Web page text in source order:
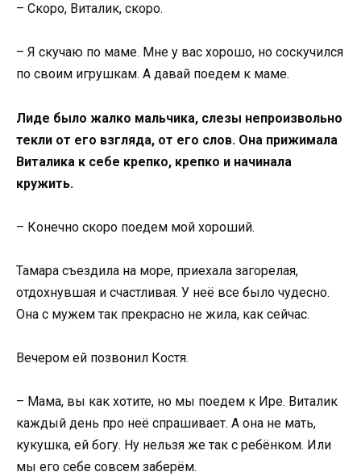
– Скоро, Виталик, скоро.
– Я скучаю по маме. Мне у вас хорошо, но соскучился
по своим игрушкам. А давай поедем к маме.
Лиде было жалко мальчика, слезы непроизвольно
текли от его взгляда, от его слов. Она прижимала
Виталика к себе крепко, крепко и начинала
кружить.
– Конечно скоро поедем мой хороший.
Тамара съездила на море, приехала загорелая,
отдохнувшая и счастливая. У неё все было чудесно.
Она с мужем так прекрасно не жила, как сейчас.
Вечером ей позвонил Костя.
– Мама, вы как хотите, но мы поедем к Ире. Виталик
каждый день про неё спрашивает. А она не мать,
кукушка, ей богу. Ну нельзя же так с ребёнком. Или
мы его себе совсем заберём.